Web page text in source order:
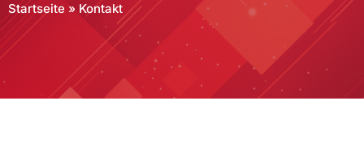
Startseite » Kontakt